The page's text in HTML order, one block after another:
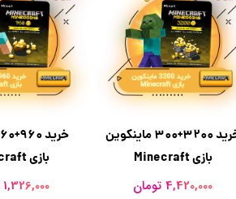
بازی Minecraft
1,326,000 تومان
خرید 3200+300 ماینکوین
بازی Minecraft
4,420,000 تومان